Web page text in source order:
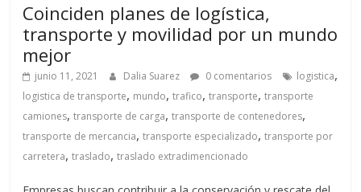
Coinciden planes de logística,
transporte y movilidad por un mundo
mejor
junio 11, 2021 Dalia Suarez 0 comentarios logistica,
logistica de transporte, mundo,trafico,transporte,transporte
camiones,transporte de carga,transporte de contenedores,
transporte de mercancia,transporte especializado,transporte por
carretera,traslado,traslado extradimencionado